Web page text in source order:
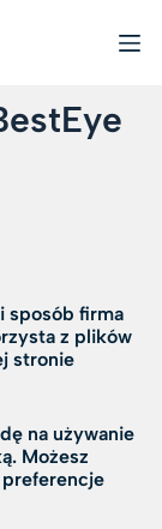
sposób firma
z plików
stronie
na używanie
Możesz